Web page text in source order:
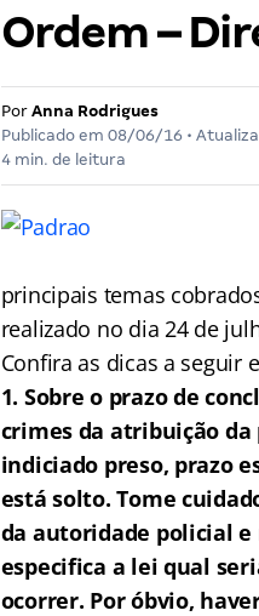
Ordem –
Por Anna Rodrigues
Publicado em 08/06/16 •
4 min. de leitura
principais temas
realizado no dia 24 de
Confira as dicas a seguir
1. Sobre o prazo de
crimes da atribuição da
indiciado preso, prazo
está solto. Tome
da autoridade policial e
especifica a lei qual
ocorrer. Por óbvio,